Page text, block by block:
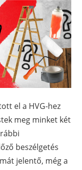
el a HVG-hez
meg minket két
beszélgetés
jelentő, még a